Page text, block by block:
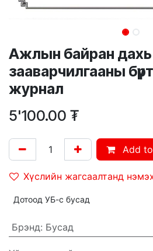
Ажлын байран
зааварчилгааны
журнал
5'100.00 ₮
Add
Хүслийн жагсаалтанд
Дотоод УБ-с бусад
Брэнд: Бусад